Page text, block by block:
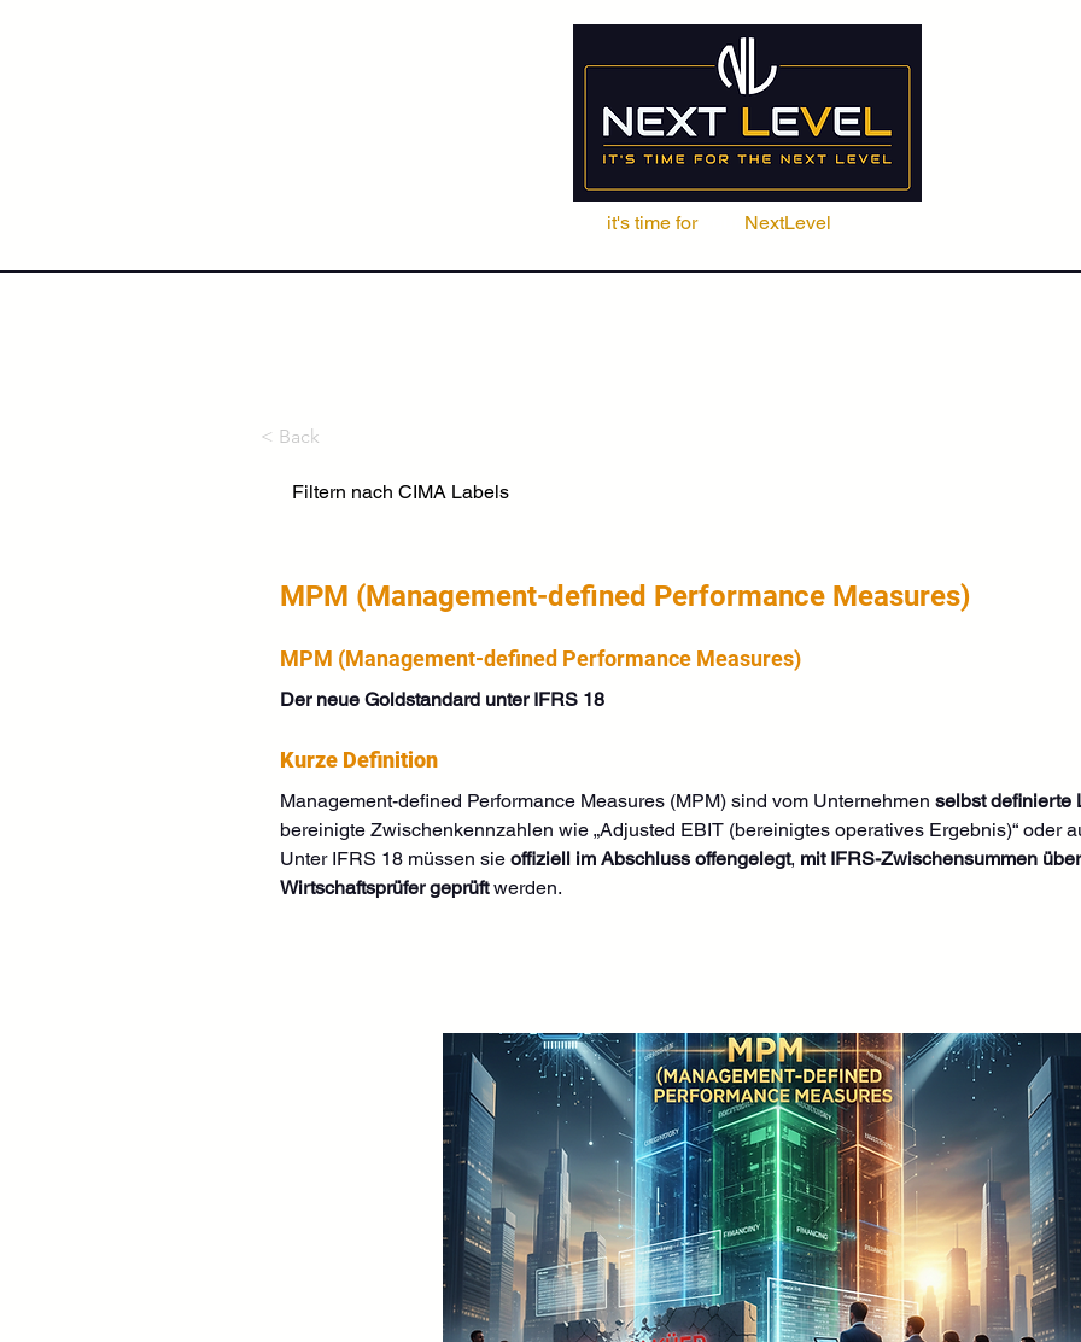
it's time for NextLevel
< Back
Filtern nach CIMA Labels
MPM (Management-defined Performance Measures)
MPM (Management-defined Performance Measures)
Der neue Goldstandard unter IFRS 18
Kurze Definition
Management-defined Performance Measures (MPM) sind vom Unternehmen selbst definierte
bereinigte Zwischenkennzahlen wie „Adjusted EBIT (bereinigtes operatives Ergebnis)“ oder
Unter IFRS 18 müssen sie offiziell im Abschluss offengelegt, mit IFRS-Zwischensummen
Wirtschaftsprüfer geprüft werden.